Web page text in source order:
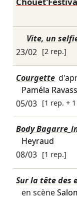
Vite, un
23/02 [2 rep.]
Courgette
Paméla
05/03 [1 rep. +
Body
Heyraud
08/03 [1 rep.]
Sur la tête des
en scène